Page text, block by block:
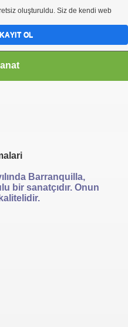
Barranquilla,
bir sanatçıdır. Onun
oluşturuldu. Siz de kendi web
OL